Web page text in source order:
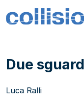
Salta al contenuto
Navigazione
Due
Luca Ralli